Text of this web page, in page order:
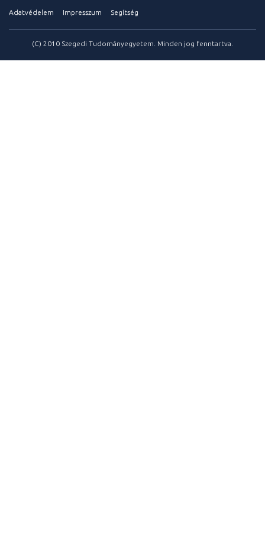
Adatvédelem Impresszum Segítség
(C) 2010 Szegedi Tudományegyetem. Minden jog fenntartva.